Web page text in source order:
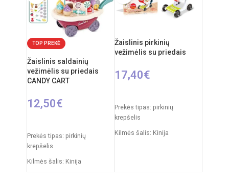
Rekomenduojamas amžius:
nuo 5 metų
Elementai: 2 x AA
(nepridedamos)
TOP PREKĖ
Žaislinis saldainių
vežimėlis su priedais
CANDY CART
12,50€
Prekės tipas: pirkinių
krepšelis
Kilmės šalis: Kinija
Žaislinis pirkinių
vežimėlis su priedais
17,40€
Prekės tipas: pirkinių
krepšelis
Kilmės šalis: Kinija
Produkto išmatavimai: 26 x